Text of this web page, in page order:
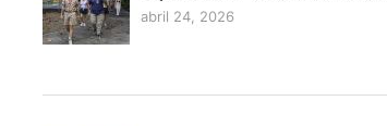
abril 24, 2026